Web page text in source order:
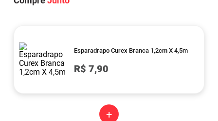
Esparadrapo Curex Branca 1,2cm X 4,5m
R$ 7,90
+